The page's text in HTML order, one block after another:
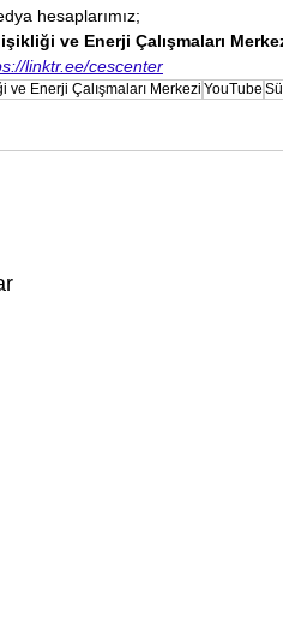
hesaplarımız;
ve Enerji Çalışmaları
linktr.ee/cescenter
ve Enerji Çalışmaları Merkezi YouTube